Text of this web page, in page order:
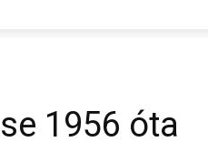
1956 óta